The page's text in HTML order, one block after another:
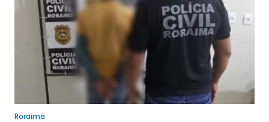
Roraima